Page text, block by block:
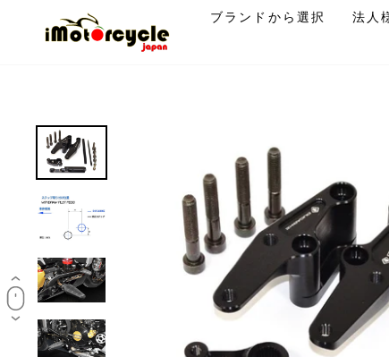
ブランドから選択 法人